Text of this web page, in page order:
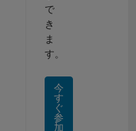
で
き
ま
す。
今
す
ぐ
参
加